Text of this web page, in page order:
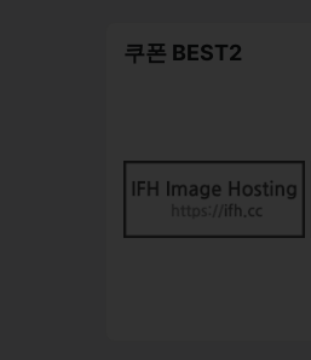
쿠폰 BEST2